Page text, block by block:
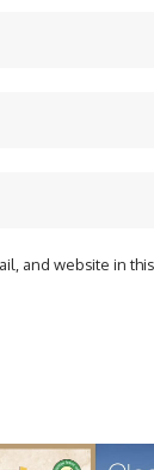
and website in